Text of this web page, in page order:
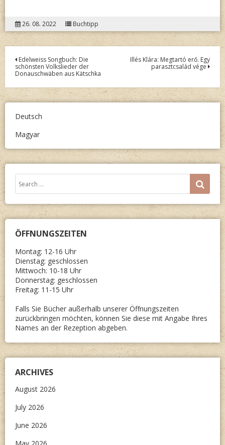
26. 08. 2022 Buchtipp
Post
navigation
Edelweiss Songbuch: Die
schönsten Volkslieder der
Donauschwäben aus Kätschka
Illés Klára: Megtartó erő. Egy
parasztcsalád vége
Deutsch
Magyar
Search
for:
ÖFFNUNGSZEITEN
Montag: 12-16 Uhr
Dienstag: geschlossen
Mittwoch: 10-18 Uhr
Donnerstag: geschlossen
Freitag: 11-15 Uhr
Falls Sie Bücher außerhalb unserer Öffnungszeiten
zurückbringen möchten, können Sie diese mit Angabe Ihres
Names an der Rezeption abgeben.
ARCHIVES
August 2026
July 2026
June 2026